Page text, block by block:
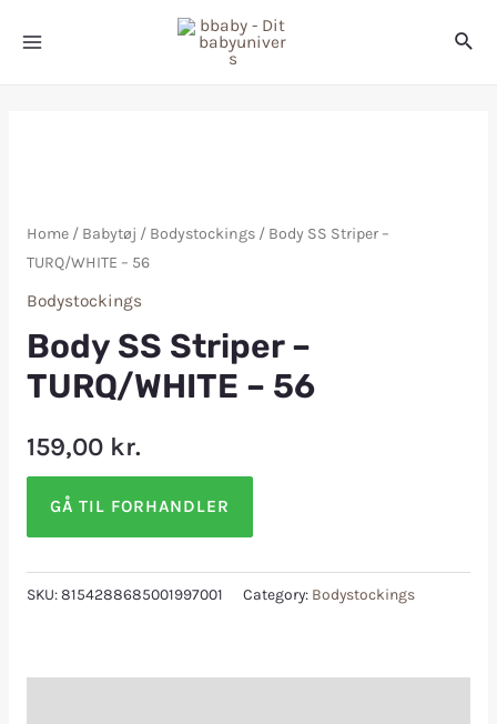
Home/ Babytøj / Bodystockings/ Body SS Striper –
TURQ/WHITE – 56
Bodystockings
Body SS Striper –
TURQ/WHITE – 56
159,00 kr.
GÅ TIL FORHANDLER
SKU:8154288685001997001 Category: Bodystockings